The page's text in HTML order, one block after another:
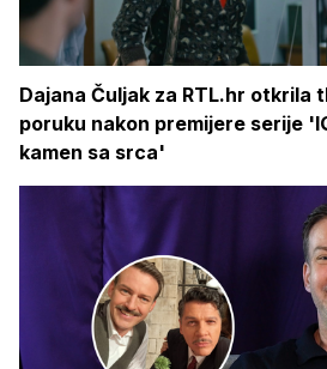
Dajana Čuljak za RTL.hr otkrila
poruku nakon premijere serije
kamen sa srca'